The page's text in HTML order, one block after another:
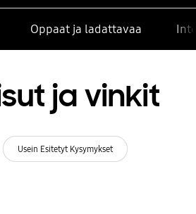
Oppaat ja ladattavaa
ja vinkit
Usein Esitetyt Kysymykset